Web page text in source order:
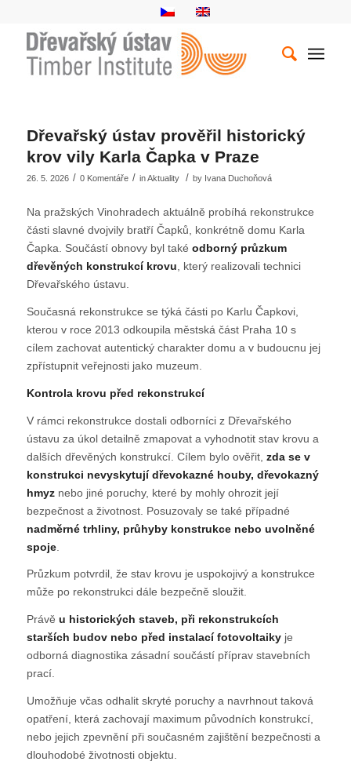
Dřevařský ústav prověřil historický
krov vily Karla Čapka v Praze
26. 5. 2026 / 0 Komentáře / inAktuality / by Ivana Duchoňová
Na pražských Vinohradech aktuálně probíhá rekonstrukce
části slavné dvojvily bratří Čapků, konkrétně domu Karla
Čapka. Součástí obnovy byl také odborný průzkum
dřevěných konstrukcí krovu , který realizovali technici
Dřevařského ústavu.
Současná rekonstrukce se týká části po Karlu Čapkovi,
kterou v roce 2013 odkoupila městská část Praha 10 s
cílem zachovat autentický charakter domu a v budoucnu jej
zpřístupnit veřejnosti jako muzeum.
Kontrola krovu před rekonstrukcí
V rámci rekonstrukce dostali odborníci z Dřevařského
ústavu za úkol detailně zmapovat a vyhodnotit stav krovu a
dalších dřevěných konstrukcí. Cílem bylo ověřit, zda se v
konstrukci nevyskytují dřevokazné houby, dřevokazný
hmyznebo jiné poruchy, které by mohly ohrozit její
bezpečnost a životnost. Posuzovaly se také případné
nadměrné trhliny, průhyby konstrukce nebo uvolněné
spoje.
Průzkum potvrdil, že stav krovu je uspokojivý a konstrukce
může po rekonstrukci dále bezpečně sloužit.
Právě u historických staveb, při rekonstrukcích
starších budov nebo před instalací fotovoltaikyje
odborná diagnostika zásadní součástí příprav stavebních
prací.
Umožňuje včas odhalit skryté poruchy a navrhnout taková
opatření, která zachovají maximum původních konstrukcí,
nebo jejich zpevnění při současném zajištění bezpečnosti a
dlouhodobé životnosti objektu.